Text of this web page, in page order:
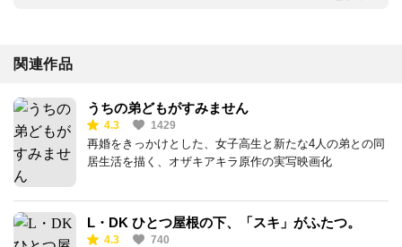
関連作品
うちの弟どもがすみません
4.3 1429
再婚をきっかけとした、女子高生と新たな4人の弟との同
居生活を描く、オザキアキラ原作の実写映画化
L・DK ひとつ屋根の下、「スキ」がふたつ。
4.3 740